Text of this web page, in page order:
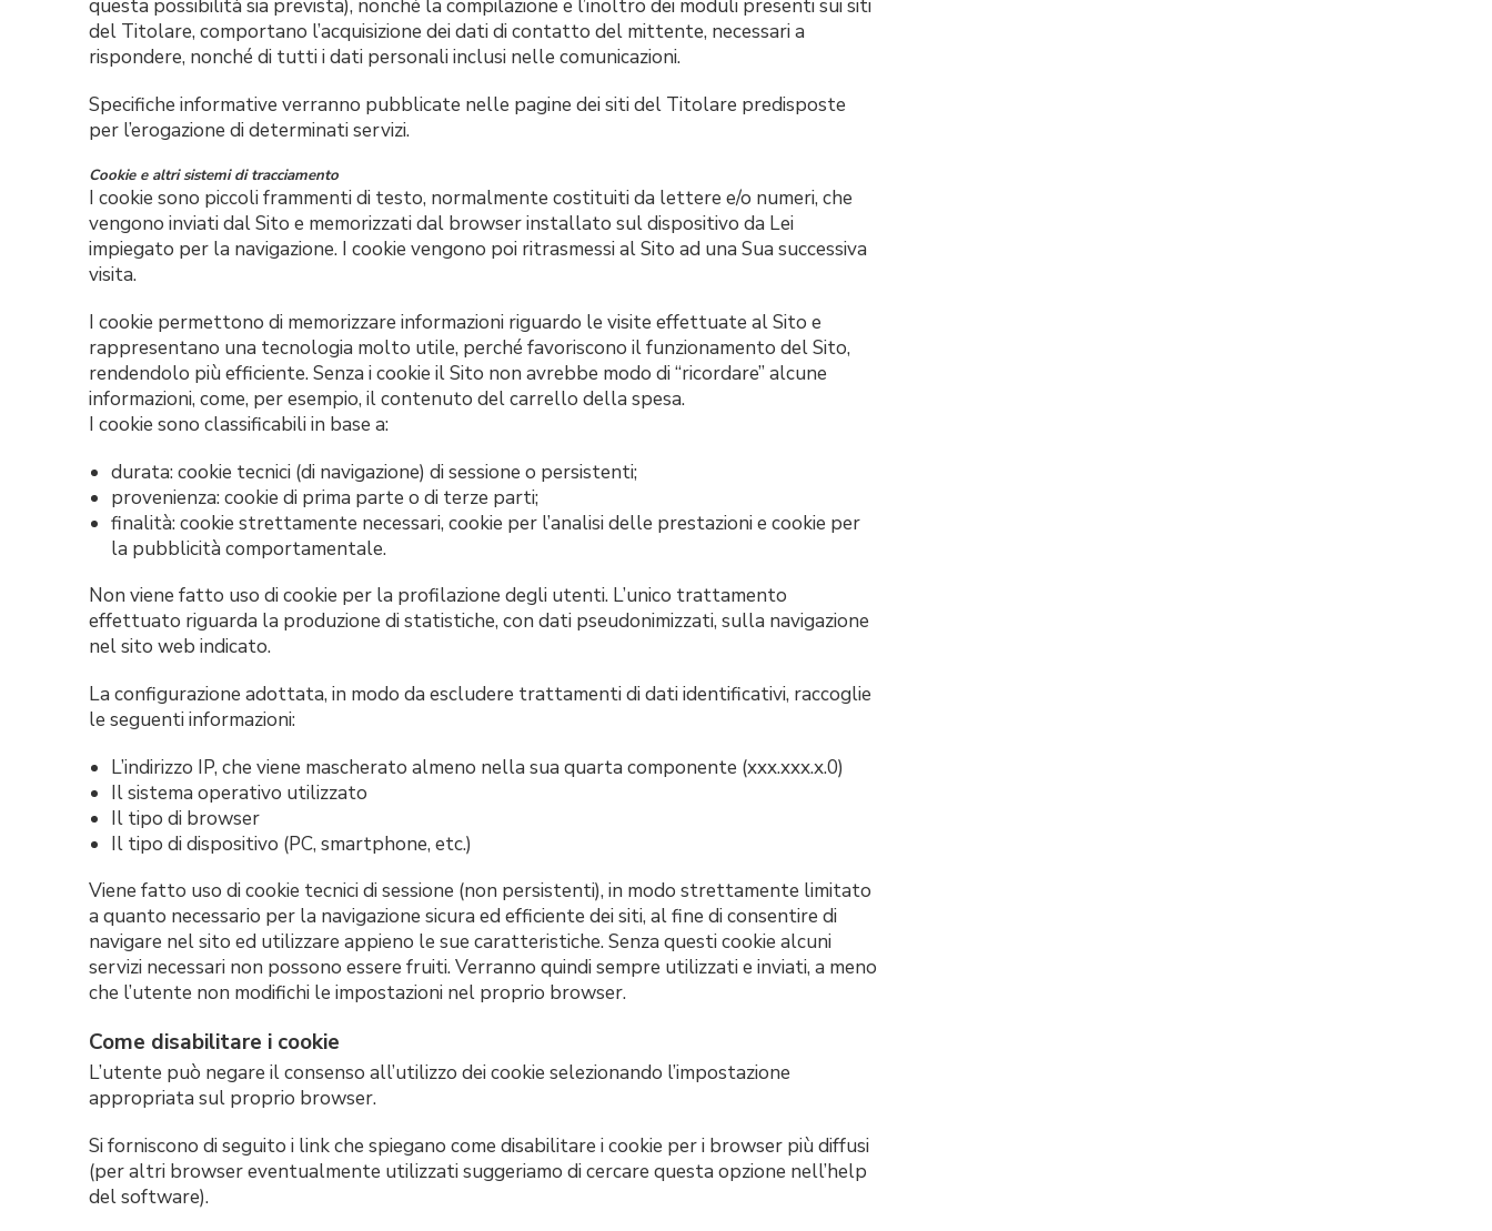
questa possibilità sia prevista), nonché la compilazione e l’inoltro dei moduli presenti sui siti
del Titolare, comportano l’acquisizione dei dati di contatto del mittente, necessari a
rispondere, nonché di tutti i dati personali inclusi nelle comunicazioni.
Specifiche informative verranno pubblicate nelle pagine dei siti del Titolare predisposte
per l’erogazione di determinati servizi.
Cookie e altri sistemi di tracciamento
I cookie sono piccoli frammenti di testo, normalmente costituiti da lettere e/o numeri, che
vengono inviati dal Sito e memorizzati dal browser installato sul dispositivo da Lei
impiegato per la navigazione. I cookie vengono poi ritrasmessi al Sito ad una Sua successiva
visita.
I cookie permettono di memorizzare informazioni riguardo le visite effettuate al Sito e
rappresentano una tecnologia molto utile, perché favoriscono il funzionamento del Sito,
rendendolo più efficiente. Senza i cookie il Sito non avrebbe modo di “ricordare” alcune
informazioni, come, per esempio, il contenuto del carrello della spesa.
I cookie sono classificabili in base a:
durata: cookie tecnici (di navigazione) di sessione o persistenti;
provenienza: cookie di prima parte o di terze parti;
finalità: cookie strettamente necessari, cookie per l’analisi delle prestazioni e cookie per
la pubblicità comportamentale.
Non viene fatto uso di cookie per la profilazione degli utenti. L’unico trattamento
effettuato riguarda la produzione di statistiche, con dati pseudonimizzati, sulla navigazione
nel sito web indicato.
La configurazione adottata, in modo da escludere trattamenti di dati identificativi, raccoglie
le seguenti informazioni:
L’indirizzo IP, che viene mascherato almeno nella sua quarta componente (xxx.xxx.x.0)
Il sistema operativo utilizzato
Il tipo di browser
Il tipo di dispositivo (PC, smartphone, etc.)
Viene fatto uso di cookie tecnici di sessione (non persistenti), in modo strettamente limitato
a quanto necessario per la navigazione sicura ed efficiente dei siti, al fine di consentire di
navigare nel sito ed utilizzare appieno le sue caratteristiche. Senza questi cookie alcuni
servizi necessari non possono essere fruiti. Verranno quindi sempre utilizzati e inviati, a meno
che l’utente non modifichi le impostazioni nel proprio browser.
Come disabilitare i cookie
L’utente può negare il consenso all’utilizzo dei cookie selezionando l’impostazione
appropriata sul proprio browser.
Si forniscono di seguito i link che spiegano come disabilitare i cookie per i browser più diffusi
(per altri browser eventualmente utilizzati suggeriamo di cercare questa opzione nell’help
del software).